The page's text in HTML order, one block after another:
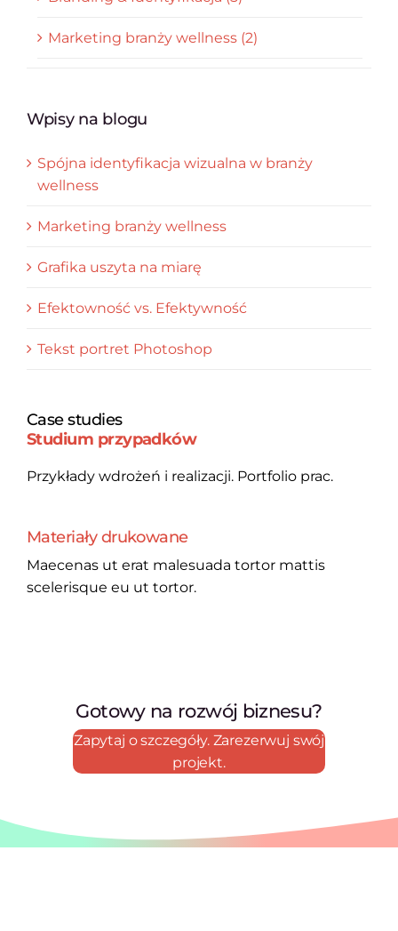
Marketing branży wellness (2)
Wpisy na blogu
Spójna identyfikacja wizualna w branży
wellness
Marketing branży wellness
Grafika uszyta na miarę
Efektowność vs. Efektywność
Tekst portret Photoshop
Case studies
Studium przypadków
Przykłady wdrożeń i realizacji. Portfolio prac.
Materiały drukowane
Maecenas ut erat malesuada tortor mattis
scelerisque eu ut tortor.
Gotowy na rozwój biznesu?
Zapytaj o szczegóły. Zarezerwuj swój
projekt.